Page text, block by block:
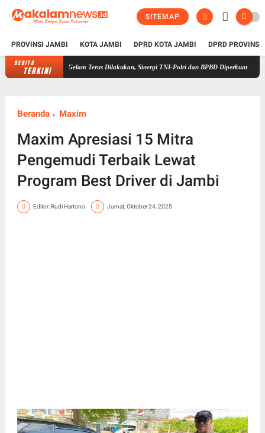
SITEMAP
PROVINSI JAMBI KOTA JAMBI DPRD KOTA JAMBI DPRD
BERITA
TERKINIKapolda Jambi Pastikan Penanganan Karhutla di Sungai Gelam Terus
Beranda Maxim
Maxim Apresiasi 15 Mitra
Pengemudi Terbaik Lewat
Program Best Driver di Jambi
Editor: Rudi Hartono Jumat, Oktober 24, 2025